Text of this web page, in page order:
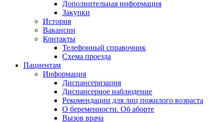
Дополнительная информация
Закупки
История
Вакансии
Контакты
Телефонный справочник
Схема проезда
Пациентам
Информация
Диспансеризация
Диспансерное наблюдение
Рекомендации для лиц пожилого возраста
О беременности. Об аборте
Вызов врача